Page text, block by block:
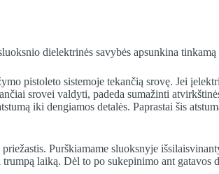
dielektrinės savybės apsunkina
pistoleto sistemoje tekančią srovę. Jei
srovei valdyti, padeda sumažinti
iki dengiamos detalės. Paprastai šis
Purškiamame sluoksnyje
laiką. Dėl to po sukepinimo ant